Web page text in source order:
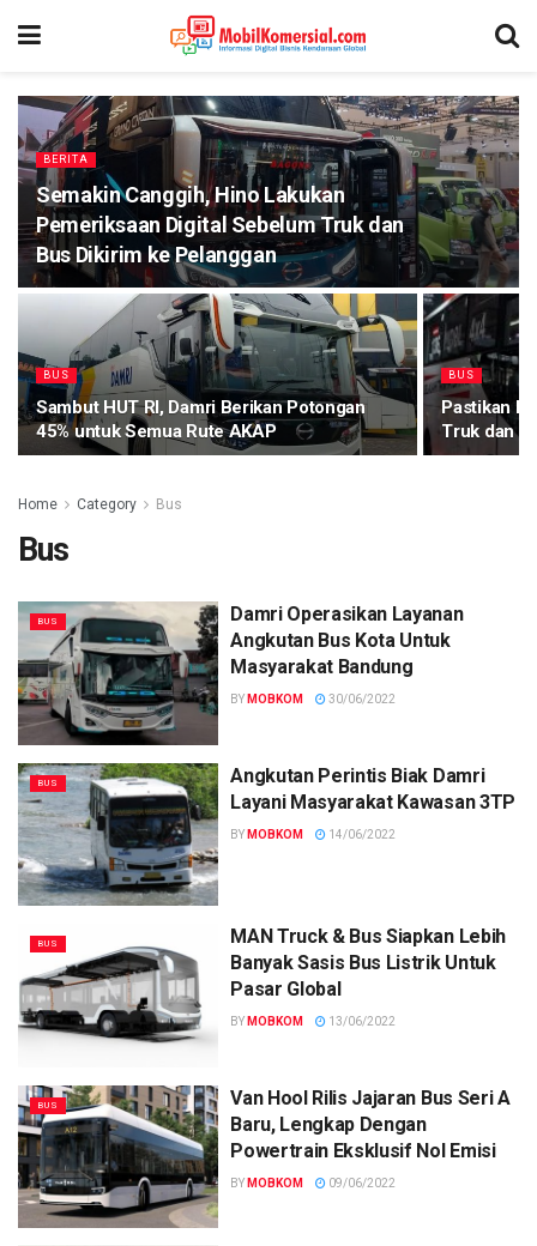
BERITA
Semakin Canggih, Hino Lakukan
Pemeriksaan Digital Sebelum Truk dan
Bus Dikirim ke Pelanggan
BUS
Sambut HUT RI, Damri Berikan Potongan
45% untuk Semua Rute AKAP
BUS
Pastikan
Truk dan
Home Category Bus
Bus
BUS
Damri Operasikan Layanan
Angkutan Bus Kota Untuk
Masyarakat Bandung
BY MOBKOM 30/06/2022
BUS
Angkutan Perintis Biak Damri
Layani Masyarakat Kawasan 3TP
BY MOBKOM 14/06/2022
BUS
MAN Truck & Bus Siapkan Lebih
Banyak Sasis Bus Listrik Untuk
Pasar Global
BY MOBKOM 13/06/2022
BUS
Van Hool Rilis Jajaran Bus Seri A
Baru, Lengkap Dengan
Powertrain Eksklusif Nol Emisi
BY MOBKOM 09/06/2022